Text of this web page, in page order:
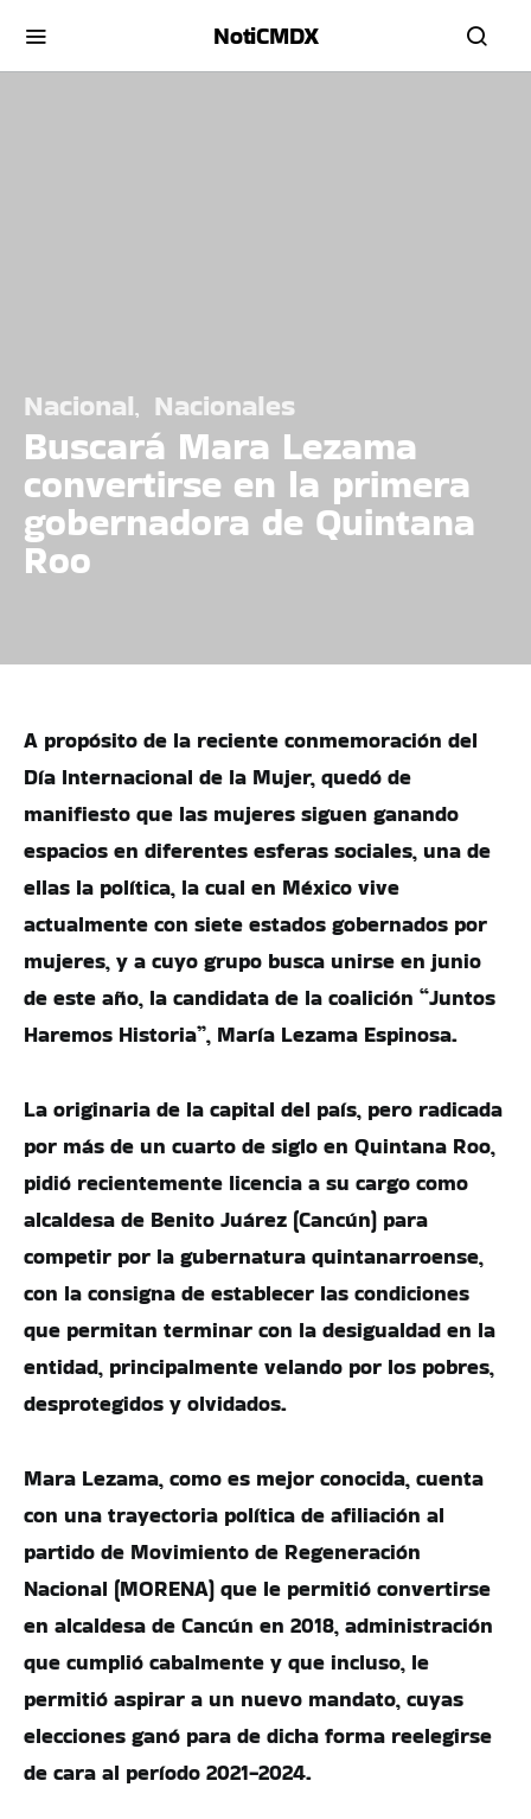
NotiCMDX
Nacional Nacionales
Buscará Mara Lezama
convertirse en la primera
gobernadora de Quintana
Roo
A propósito de la reciente conmemoración del
Día Internacional de la Mujer, quedó de
manifiesto que las mujeres siguen ganando
espacios en diferentes esferas sociales, una de
ellas la política, la cual en México vive
actualmente con siete estados gobernados por
mujeres, y a cuyo grupo busca unirse en junio
de este año, la candidata de la coalición “Juntos
Haremos Historia”, María Lezama Espinosa.
La originaria de la capital del país, pero radicada
por más de un cuarto de siglo en Quintana Roo,
pidió recientemente licencia a su cargo como
alcaldesa de Benito Juárez (Cancún) para
competir por la gubernatura quintanarroense,
con la consigna de establecer las condiciones
que permitan terminar con la desigualdad en la
entidad, principalmente velando por los pobres,
desprotegidos y olvidados.
Mara Lezama, como es mejor conocida, cuenta
con una trayectoria política de afiliación al
partido de Movimiento de Regeneración
Nacional (MORENA) que le permitió convertirse
en alcaldesa de Cancún en 2018, administración
que cumplió cabalmente y que incluso, le
permitió aspirar a un nuevo mandato, cuyas
elecciones ganó para de dicha forma reelegirse
de cara al período 2021-2024.